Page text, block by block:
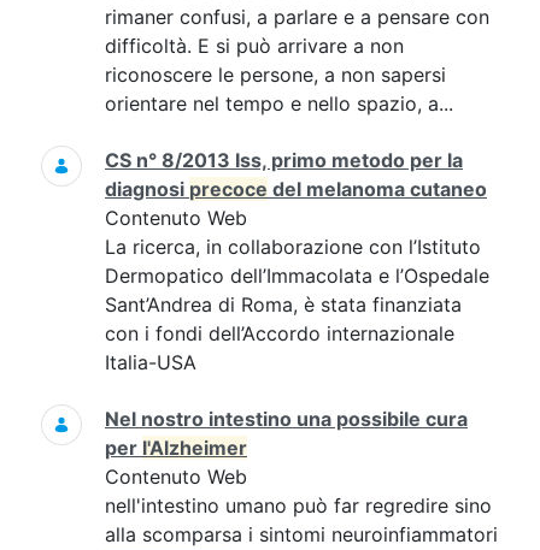
rimaner confusi, a parlare e a pensare con
difficoltà. E si può arrivare a non
riconoscere le persone, a non sapersi
orientare nel tempo e nello spazio, a...
CS n° 8/2013 Iss, primo metodo per la
diagnosi precoce del melanoma cutaneo
Contenuto Web
La ricerca, in collaborazione con l’Istituto
Dermopatico dell’Immacolata e l’Ospedale
Sant’Andrea di Roma, è stata finanziata
con i fondi dell’Accordo internazionale
Italia-USA
Nel nostro intestino una possibile cura
per l'Alzheimer
Contenuto Web
nell'intestino umano può far regredire sino
alla scomparsa i sintomi neuroinfiammatori